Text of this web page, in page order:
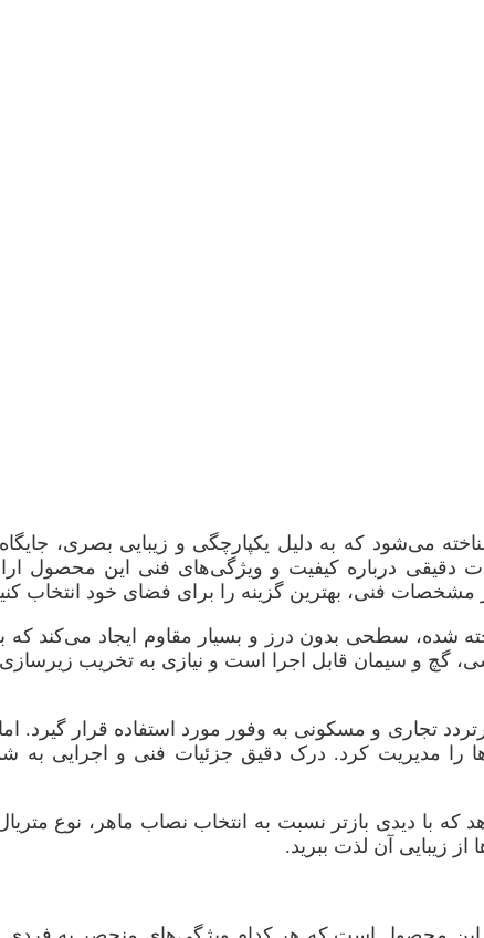
می‌شود که به دلیل یکپارچگی و زیبایی بصری،
دقیقی درباره کیفیت و ویژگی‌های فنی این محصول
مشخصات فنی، بهترین گزینه را برای فضای خود انتخاب
شده، سطحی بدون درز و بسیار مقاوم ایجاد
و سیمان قابل اجرا است و نیازی به تخریب
تجاری و مسکونی به وفور مورد استفاده قرار گیرد.
را مدیریت کرد. درک دقیق جزئیات فنی و اجرایی به
با دیدی بازتر نسبت به انتخاب نصاب ماهر، نوع
زیبایی آن لذت ببرید.